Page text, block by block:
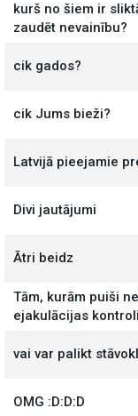
kurš no šiem ir
zaudēt nevainību?
cik gados?
cik Jums bieži?
Latvijā pieejamie
Divi jautājumi
Ātri beidz
Tām, kurām puiši
ejakulācijas
vai var palikt
OMG :D:D:D